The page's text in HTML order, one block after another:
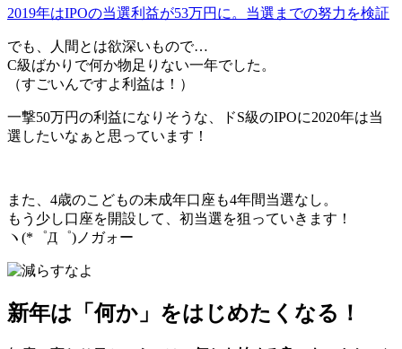
2019年はIPOの当選利益が53万円に。当選までの努力を検証
でも、人間とは欲深いもので…
C級ばかりで何か物足りない一年でした。
（すごいんですよ利益は！）
一撃50万円の利益になりそうな、
ドS級のIPOに2020年は当
選したいなぁと思っています！
また、4歳のこどもの未成年口座も4年間当選なし。
もう少し口座を開設して、初当選を狙っていきます！
ヽ(*゜Д゜)ノガォー
新年は「何か」をはじめたくなる！